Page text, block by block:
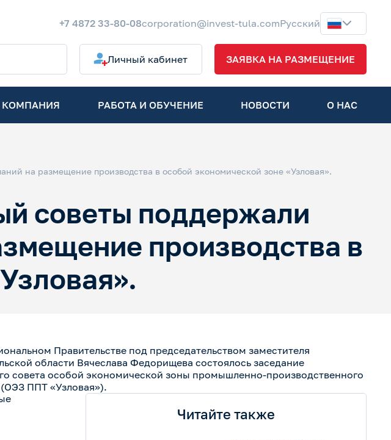
+7 4872 33-80-08corporation@invest-tula.comРусский
Личный кабинет ЗАЯВКА НА РАЗМЕЩЕНИЕ
РАБОТА И ОБУЧЕНИЕ НОВОСТИ О НАС
на размещение производства в особой экономической зоне «Узловая».
советы поддержали
производства в
Правительстве под председательством заместителя
области Вячеслава Федорищева состоялось заседание
совета особой экономической зоны промышленно-производственного
(ОЭЗ ППТ «Узловая»).
Читайте также